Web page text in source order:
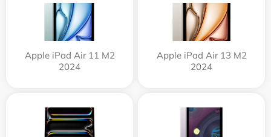
Apple iPad Air 11 M2
2024
Apple iPad Air 13 M2
2024